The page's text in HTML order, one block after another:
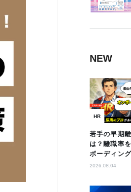
NEW
HR
若手の早期
は？離職率
ボーディン
2026.08.04